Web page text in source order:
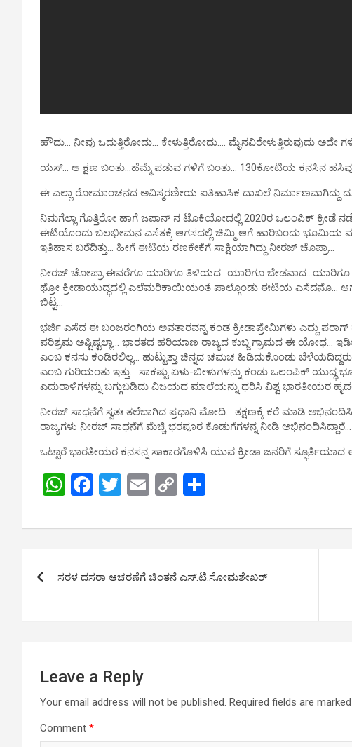
ಹೌದು… ನೀವು ಒದುತ್ತಿರೋದು… ಕೇಳುತ್ತಿರೋದು…. ಮೈನವಿರೇಳುತ್ತಿರುವುದು ಅದೇ
ಯಸ್… ಆ ಕ್ಷಣ ಬಂತು…ಹೆಮ್ಮೆ ಪಡುವ ಗಳಿಗೆ ಬಂತು… 130ಕೋಟಿಯ ಕನಸಿನ ಹಸಿವು
ಈ ಎಲ್ಲಾ ರೋಮಾಂಚನದ ಅವಿಸ್ಮರಣೀಯ ಐತಿಹಾಸಿಕ ದಾಖಲೆ ನಿರ್ಮಾಣವಾಗಿದ್ದು
ನಿಮಗೆಲ್ಲಾ ಗೊತ್ತಿರೋ ಹಾಗೆ ಜಪಾನ್ ನ ಟೊಕಿಯೋದಲ್ಲಿ 2020ರ ಒಲಂಪಿಕ್ ಕ್ರೀಡೆ
ಈಟಿಯೊಂದು ಬಲಭೀಮನ ಎಸೆತಕ್ಕೆ ಆಗಸದಲ್ಲಿ ಚಿಮ್ಮಿ ಆಗೆ ಹಾರಿಬಂದು ಭೂಮಿಯ
ಇತಿಹಾಸ ಬರೆದಿತ್ತು… ಹೀಗೆ ಈಟಿಯ ರಣಕೇಕೆಗೆ ಸಾಕ್ಷಿಯಾಗಿದ್ದು ನೀರಜ್ ಚೊಪ್ರಾ…
ನೀರಜ್ ಚೋಪ್ರಾ ಈವರೆಗೂ ಯಾರಿಗೂ ತಿಳಿಯದ…ಯಾರಿಗೂ ಬೇಡವಾದ…ಯಾರಿಗೂ
ಥ್ರೋ ಕ್ರೀಡಾಯುದ್ಧದಲ್ಲಿ ಎಲೆಮರಿಕಾಯಿಯಂತೆ ಪಾಲ್ಗೊಂಡು ಈಟಿಯ ಎಸೆದನೊ… ಆಗ
ಬಿಟ್ಟ…
ಭರ್ಜಿ ಎಸೆದ ಈ ಬಂಜರಂಗಿಯ ಅವತಾರವನ್ನ ಕಂಡ ಕ್ರೀಡಾಪ್ರೇಮಿಗಳು ಎದ್ದು ಪರಾಗ್
ಪರಿಶ್ರಮ ಅಷ್ಟಿಷ್ಟಲ್ಲಾ… ಭಾರತದ ಹರಿಯಾಣ ರಾಜ್ಯದ ಕುಬ್ಜ ಗ್ರಾಮದ ಈ ಯೋಧ… ಇಡೀ
ಎಂಬ ಕನಸು ಕಂಡಿರಲಿಲ್ಲ… ಹುಟ್ಟುತ್ತಾ ಚಿನ್ನದ ಚಮಚ ಹಿಡಿದುಕೊಂಡು
ಎಂಬ ಗುರಿಯಂತು ಇತ್ತು… ಸಾಕಷ್ಟು ಏಳು-ಬೀಳುಗಳನ್ನು ಕಂಡು ಒಲಂಪಿಕ್
ಎದುರಾಳಿಗಳನ್ನು ಬಗ್ಗುಬಡಿದು ವಿಜಯದ ಮಾಲೆಯನ್ನು ಧರಿಸಿ ವಿಶ್ವ ಭಾರತೀಯರ
ನೀರಜ್ ಸಾಧನೆಗೆ ಸ್ವತಃ ತಲೆಬಾಗಿದ ಪ್ರಧಾನಿ ಮೋದಿ… ತಕ್ಷಣಕ್ಕೆ ಕರೆ ಮಾಡಿ
ರಾಜ್ಯಗಳು ನೀರಜ್ ಸಾಧನೆಗೆ ಮೆಚ್ಚಿ ಭರಪೂರ ಕೊಡುಗೆಗಳನ್ನ ನೀಡಿ ಅಭಿನಂದಿಸಿದ್ದಾರೆ…
ಒಟ್ಟಾರೆ ಭಾರತೀಯರ ಕನಸನ್ನ ಸಾಕಾರಗೊಳಿಸಿ ಯುವ ಕ್ರೀಡಾ ಜನರಿಗೆ
W
at
A
p
F
ce
o
k
T
tt
E
ail
C
py
n
ar
ಸರಳ ದಸರಾ ಆಚರಣೆಗೆ ಚಿಂತನೆ ಎಸ್.ಟಿ.ಸೋಮಶೇಖರ್
Leave a Reply
Your email address will not be published. Required fields are marked
Comment *